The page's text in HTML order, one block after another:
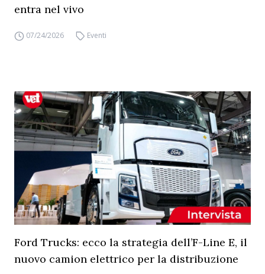
entra nel vivo
07/24/2026 Eventi
Ford Trucks: ecco la strategia dell’F-Line E, il
nuovo camion elettrico per la distribuzione